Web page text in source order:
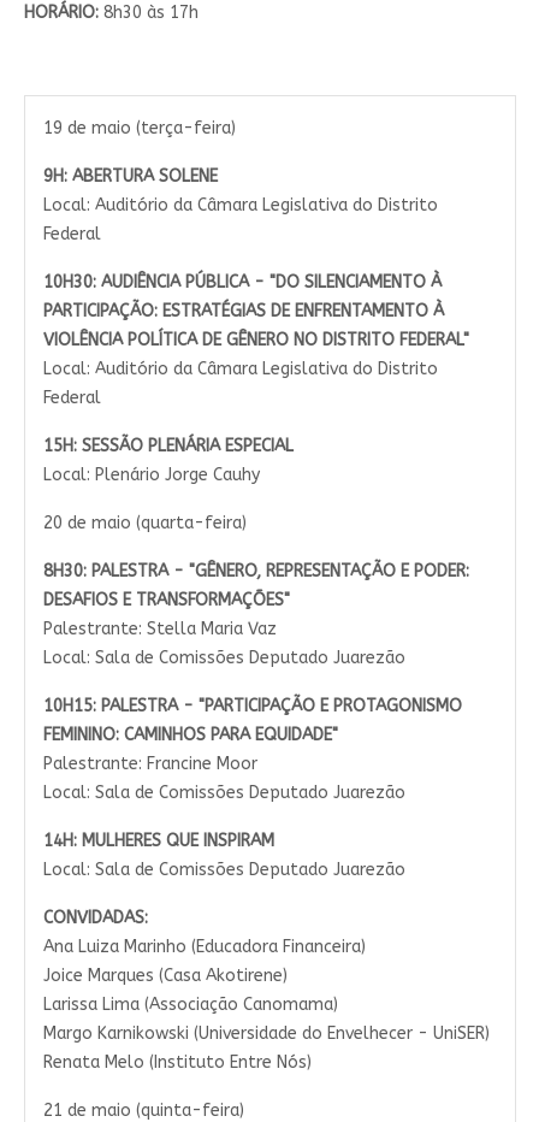
HORÁRIO:8h30 às 17h
19 de maio (terça-feira)
9H:ABERTURA SOLENE
Local: Auditório da Câmara Legislativa do Distrito
Federal
10H30:AUDIÊNCIA PÚBLICA - "DO SILENCIAMENTO À
PARTICIPAÇÃO: ESTRATÉGIAS DE ENFRENTAMENTO À
VIOLÊNCIA POLÍTICA DE GÊNERO NO DISTRITO FEDERAL"
Local: Auditório da Câmara Legislativa do Distrito
Federal
15H: SESSÃO PLENÁRIA ESPECIAL
Local: Plenário Jorge Cauhy
20 de maio (quarta-feira)
8H30:PALESTRA - "GÊNERO, REPRESENTAÇÃO E PODER:
DESAFIOS E TRANSFORMAÇÕES"
Palestrante: Stella Maria Vaz
Local: Sala de Comissões Deputado Juarezão
10H15:PALESTRA - "PARTICIPAÇÃO E PROTAGONISMO
FEMININO: CAMINHOS PARA EQUIDADE"
Palestrante: Francine Moor
Local: Sala de Comissões Deputado Juarezão
14H:MULHERES QUE INSPIRAM
Local: Sala de Comissões Deputado Juarezão
CONVIDADAS:
Ana Luiza Marinho (Educadora Financeira)
Joice Marques (Casa Akotirene)
Larissa Lima (Associação Canomama)
Margo Karnikowski (Universidade do Envelhecer - UniSER)
Renata Melo (Instituto Entre Nós)
21 de maio (quinta-feira)